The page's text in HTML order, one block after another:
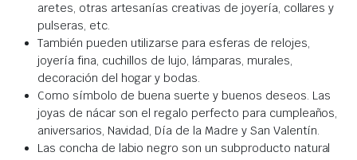
aretes, otras artesanías creativas de joyería, collares y
pulseras, etc.
También pueden utilizarse para esferas de relojes,
joyería fina, cuchillos de lujo, lámparas, murales,
decoración del hogar y bodas.
Como símbolo de buena suerte y buenos deseos. Las
joyas de nácar son el regalo perfecto para cumpleaños,
aniversarios, Navidad, Día de la Madre y San Valentín.
Las concha de labio negro son un subproducto natural